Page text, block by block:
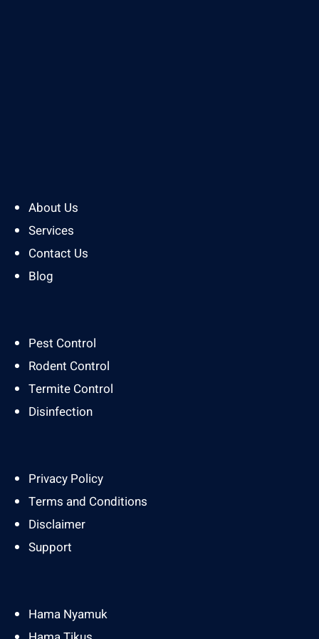
About Us
Services
Contact Us
Blog
Pest Control
Rodent Control
Termite Control
Disinfection
Privacy Policy
Terms and Conditions
Disclaimer
Support
Hama Nyamuk